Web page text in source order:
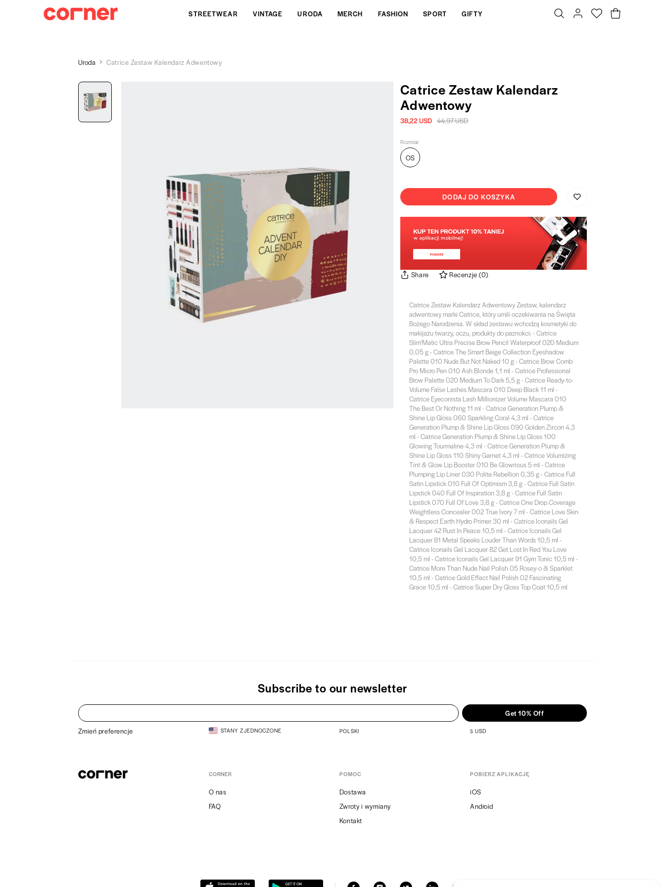
STREETWEAR VINTAGE URODA MERCH FASHION SPORT GIFTY
Uroda Catrice Zestaw Kalendarz Adwentowy
Catrice Zestaw Kalendarz
Adwentowy
38,22 USD 44,97 USD
Rozmiar
OS
DODAJ DO KOSZYKA
Share Recenzje (0)
Catrice Zestaw Kalendarz Adwentowy Zestaw, kalendarz
adwentowy marki Catrice, który umili oczekiwania na Święta
Bożego Narodzenia. W skład zestawu wchodzą kosmetyki do
makijażu twarzy, oczu, produkty do paznokci: - Catrice
Slim'Matic Ultra Precise Brow Pencil Waterproof 020 Medium
0,05 g - Catrice The Smart Beige Collection Eyeshadow
Palette 010 Nude But Not Naked 10 g - Catrice Brow Comb
Pro Micro Pen 010 Ash Blonde 1,1 ml - Catrice Professional
Brow Palette 020 Medium To Dark 5,5 g - Catrice Ready-to-
Volume False Lashes Mascara 010 Deep Black 11 ml -
Catrice Eyeconista Lash Millionizer Volume Mascara 010
The Best Or Nothing 11 ml - Catrice Generation Plump &
Shine Lip Gloss 060 Sparkling Coral 4,3 ml - Catrice
Generation Plump & Shine Lip Gloss 090 Golden Zircon 4,3
ml - Catrice Generation Plump & Shine Lip Gloss 100
Glowing Tourmaline 4,3 ml - Catrice Generation Plump &
Shine Lip Gloss 110 Shiny Garnet 4,3 ml - Catrice Volumizing
Tint & Glow Lip Booster 010 Be Glowrious 5 ml - Catrice
Plumping Lip Liner 030 Polite Rebellion 0,35 g - Catrice Full
Satin Lipstick 010 Full Of Optimism 3,8 g - Catrice Full Satin
Lipstick 040 Full Of Inspiration 3,8 g - Catrice Full Satin
Lipstick 070 Full Of Love 3,8 g - Catrice One Drop Coverage
Weightless Concealer 002 True Ivory 7 ml - Catrice Love Skin
& Respect Earth Hydro Primer 30 ml - Catrice Iconails Gel
Lacquer 42 Rust In Peace 10,5 ml - Catrice Iconails Gel
Lacquer 81 Metal Speaks Louder Than Words 10,5 ml -
Catrice Iconails Gel Lacquer 82 Get Lost In Red You Love
10,5 ml - Catrice Iconails Gel Lacquer 91 Gym Tonic 10,5 ml -
Catrice More Than Nude Nail Polish 05 Rosey-o & Sparklet
10,5 ml - Catrice Gold Effect Nail Polish 02 Fascinating
Grace 10,5 ml - Catrice Super Dry Gloss Top Coat 10,5 ml
Subscribe to our newsletter
Get 10% Off
Zmień preferencje
STANY ZJEDNOCZONE POLSKI $ USD
CORNER
O nas
FAQ
POMOC
Dostawa
Zwroty i wymiany
Kontakt
POBIERZ APLIKACJĘ
iOS
Android